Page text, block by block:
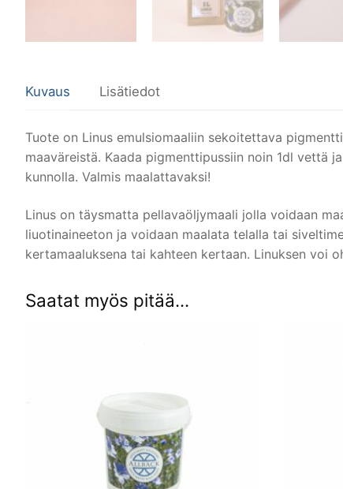
Kuvaus Lisätiedot
Tuote on Linus emulsiomaaliin sekoitettava
maaväreistä. Kaada pigmenttipussiin noin 1dl vettä
kunnolla. Valmis maalattavaksi!
Linus on täysmatta pellavaöljymaali jolla voidaan
liuotinaineeton ja voidaan maalata telalla tai
kertamaaluksena tai kahteen kertaan. Linuksen voi
Saatat myös pitää...